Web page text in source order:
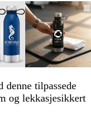
Bilde
som
kan
zoomes
Zoomet
til
Klikk
for
å
utvide
Bruk
tastene
pluss
og
minus
for
zoome
denne tilpassede
og lekkasjesikkert